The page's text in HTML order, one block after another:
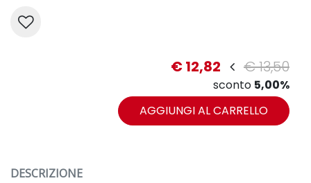
€ 12,82 € 13,50
sconto 5,00%
AGGIUNGI AL CARRELLO
DESCRIZIONE